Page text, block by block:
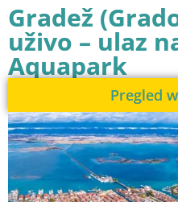
Gradež
uživo – ulaz
Aquapark
Pregled